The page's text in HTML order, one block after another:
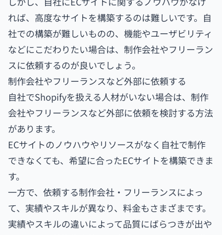
れば、高度なサイトを構築するのは難しいです。自
社での構築が難しいものの、機能やユーザビリティ
などにこだわりたい場合は、制作会社やフリーラン
スに依頼するのが良いでしょう。
制作会社やフリーランスなど外部に依頼する
自社でShopifyを扱える人材がいない場合は、制作
会社やフリーランスなど外部に依頼を検討する方法
があります。
ECサイトのノウハウやリソースがなく自社で制作
できなくても、希望に合ったECサイトを構築できま
す。
一方で、依頼する制作会社・フリーランスによっ
て、実績やスキルが異なり、料金もさまざまです。
実績やスキルの違いによって品質にばらつきが出や